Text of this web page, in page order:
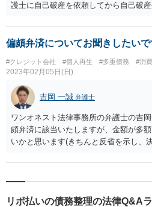
護士に自己破産を依頼してから自己破
るためです。 これは、今まで支払遅延
ドについても同様です。 デビットカー
で支払っている場合、理論上、端末代
め、端末を利用できなくなる可能性が
ですが、NTTドコモとは別の会社でし
括で支払って頂くことは可能でしょう
は生活必需品に近いので、端末代金の
中もそのまま端末代金を支払うことが
病院と医療ローンとの関係によります
で医療ローンを組み、医療費を支払っ
医療費を支払っています。 つまり、病
偏頗弁済についてお聞きしたいで
#クレジット会社 #個人再生 #多重債務 #消
2023年02月05日(日)
吉岡 一誠 弁護士
ワンオネスト法律事務所の弁護士の吉
頗弁済に該当いたしますが、金額が多
いかと思います(きちんと反省を示し、
ばいけないものですので、速やかに依
リボ払いの債務整理の法律Q&A